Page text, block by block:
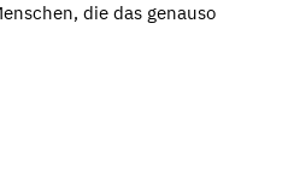
die das genauso